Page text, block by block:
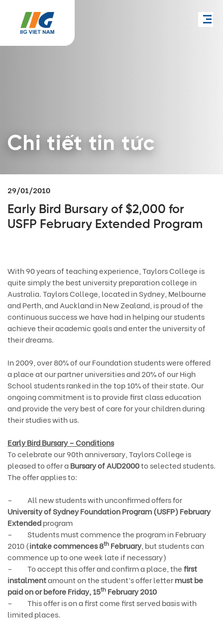
Chi tiết tin tức
29/01/2010
Early Bird Bursary of $2,000 for
USFP February Extended Program
With 90 years of teaching experience, Taylors College is
quite simply the best university preparation college in
Australia. Taylors College, located in Sydney, Melbourne
and Perth, and Auckland in New Zealand, is proud of the
continuous success we have had in helping our students
achieve their academic goals and enter the university of
their dreams.
In 2009, over 80% of our Foundation students were offered
a place at our partner universities and 20% of our High
School students ranked in the top 10% of their state. Our
ongoing commitment is to provide first class education
and provide the very best of care for your children during
their studies with us.
Early Bird Bursary – Conditions
To celebrate our 90th anniversary, Taylors College is
pleased to offer aBursary of AUD2000to selected students.
The offer applies to:
–
All new students with unconfirmed offers for
University of Sydney Foundation Program (USFP) February
Extendedprogram
–
Students must commence the program in February
2010 (intakecommences 8th February, but students can
commence up to one week late if necessary)
–
To accept this offer and confirm a place, thefirst
instalmentamount on the student’s offer lettermust be
paid on or before Friday, 15th February 2010
–
This offer is on a first come first served basis with
limited places.